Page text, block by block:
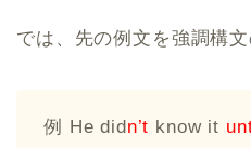
では、先の例文を強調構
例 He did n’t know it